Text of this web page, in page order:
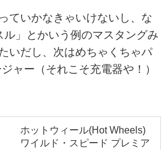
ていかなきゃいけないし、な
ル」とかいう例のマスタングみ
いだし、次はめちゃくちゃパ
ャー（それこそ充電器や！）
ホットウィール(Hot Wheels)
ワイルド・スピード プレミア